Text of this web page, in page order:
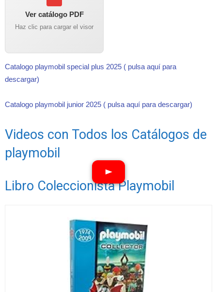
Ver catálogo PDF
Haz clic para cargar el visor
Catalogo playmobil special plus 2025 ( pulsa aquí para
descargar)
Catalogo playmobil junior 2025 ( pulsa aquí para descargar)
Videos con Todos los Catálogos de
playmobil
Libro Coleccionista Playmobil